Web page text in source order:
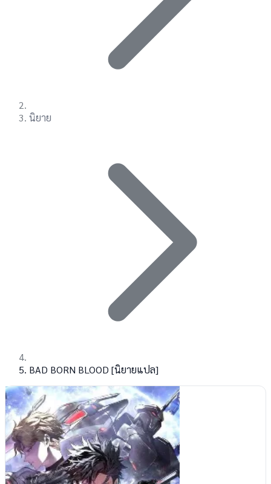
นิยาย
BAD BORN BLOOD [นิยายแปล]